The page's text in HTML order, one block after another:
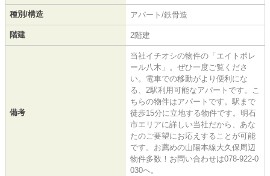
種別/構造 アパート/鉄骨造
階建 2階建
備考
当社イチオシの物件の「エイトポレ
ール八木」。ぜひ一度ご覧くださ
い。電車での移動がより便利にな
る、2駅利用可能なアパートです。こ
ちらの物件はアパートです。駅まで
徒歩15分に立地する物件です。明石
市エリアに詳しい当社だから、あな
たのご要望にお応えすることが可能
です。お薦めの山陽本線大久保周辺
物件多数！お問い合わせは078-922-0
030へ。